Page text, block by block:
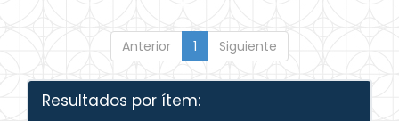
Anterior 1 Siguiente
Resultados por ítem: